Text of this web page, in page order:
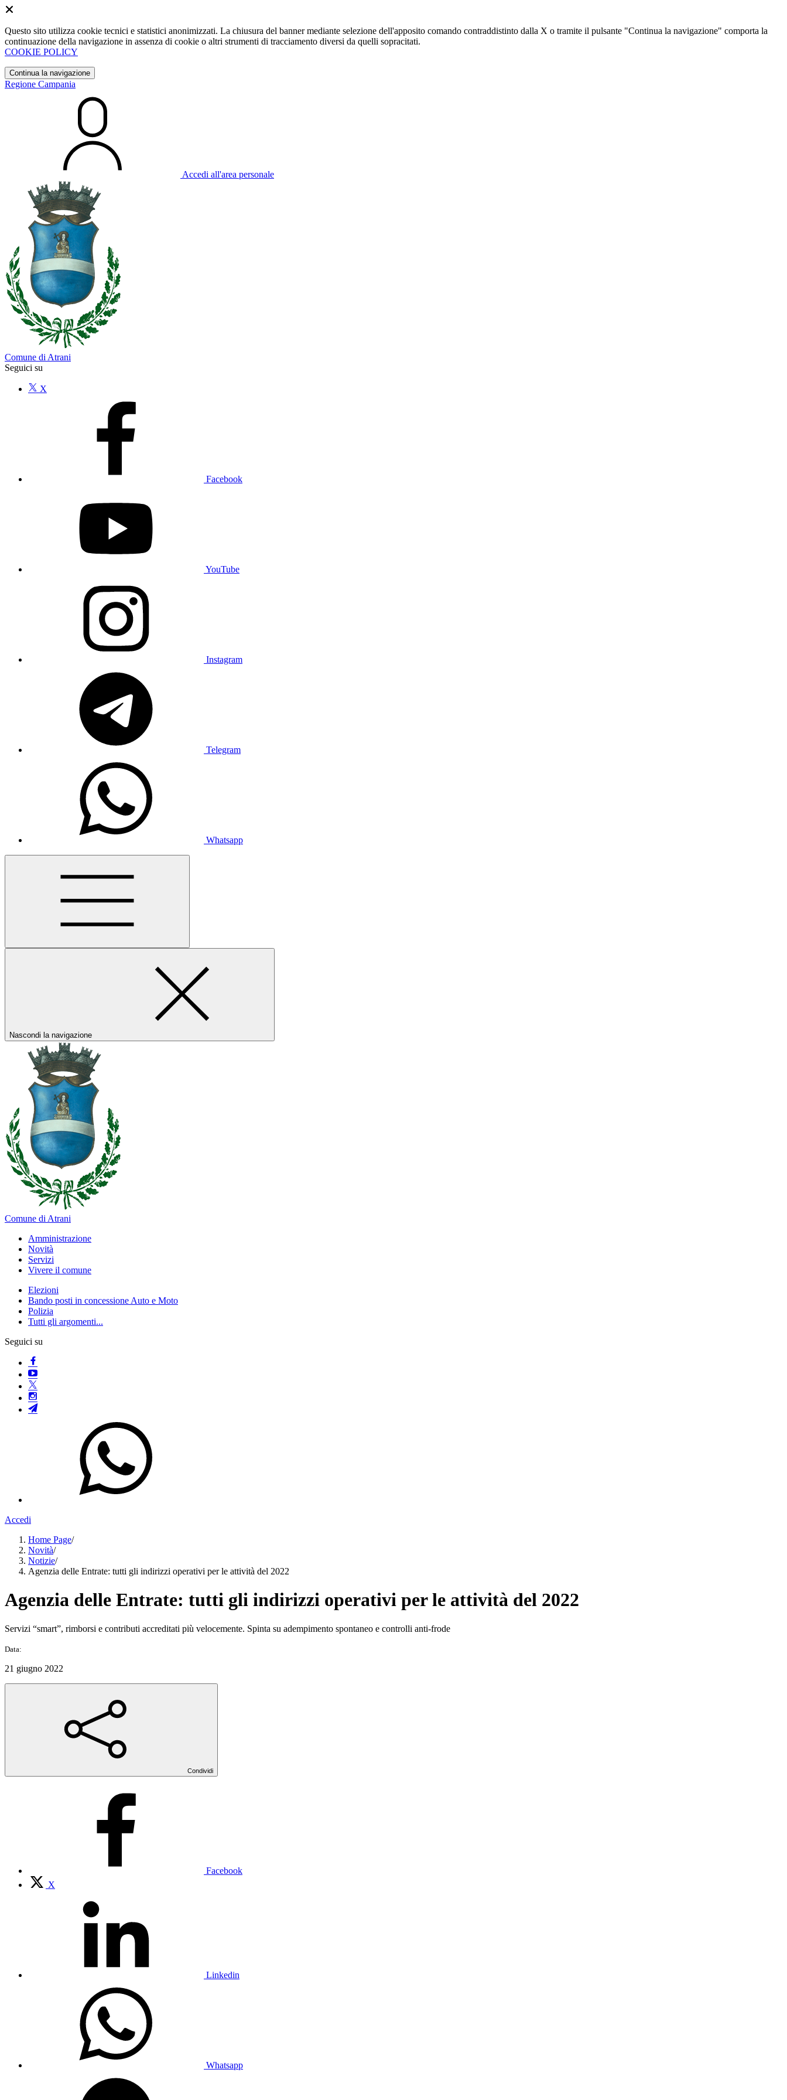
Questo sito utilizza cookie tecnici e statistici anonimizzati. La chiusura del banner mediante selezione dell'apposito comando contraddistinto dalla X o tramite il pulsante "Continua la navigazione" comporta la
continuazione della navigazione in assenza di cookie o altri strumenti di tracciamento diversi da quelli sopracitati.
COOKIE POLICY
Continua la navigazione
Regione Campania
Accedi all'area personale
Comune di Atrani
Seguici su
X
Facebook
YouTube
Instagram
Telegram
Whatsapp
Nascondi la navigazione
Comune di Atrani
Amministrazione
Novità
Servizi
Vivere il comune
Elezioni
Bando posti in concessione Auto e Moto
Polizia
Tutti gli argomenti...
Seguici su
Accedi
Home Page/
Novità/
Notizie/
Agenzia delle Entrate: tutti gli indirizzi operativi per le attività del 2022
Agenzia delle Entrate: tutti gli indirizzi operativi per le attività del 2022
Servizi “smart”, rimborsi e contributi accreditati più velocemente. Spinta su adempimento spontaneo e controlli anti-frode
Data:
21 giugno 2022
Condividi
Facebook
X
Linkedin
Whatsapp